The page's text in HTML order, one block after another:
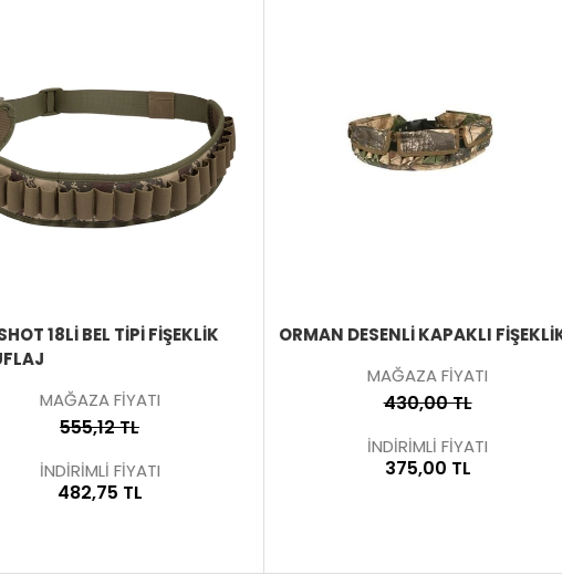
ORMAN DESENLİ KAPAKLI FİŞEKLİK
430,00 TL
375,00 TL
HEADSHOT 6 IN 1 ÇOK
KAYIŞI - BEL ÇANTASI -
KEMER FIŞEKLIK
MAĞAZA FİYATI
973,59 TL